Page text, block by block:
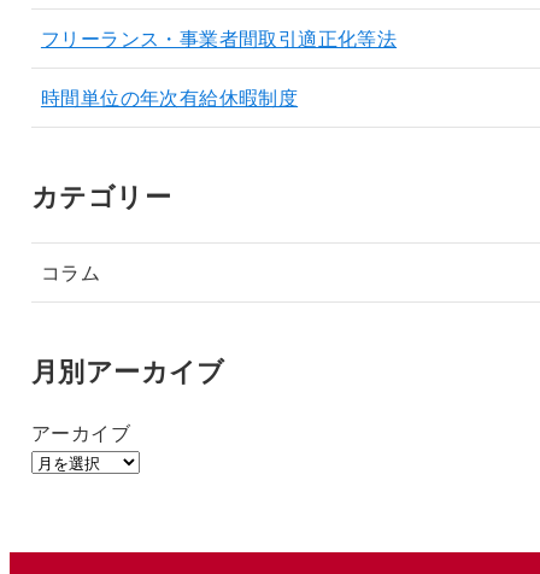
フリーランス・事業者間取引適正化等法
時間単位の年次有給休暇制度
カテゴリー
コラム
月別アーカイブ
アーカイブ